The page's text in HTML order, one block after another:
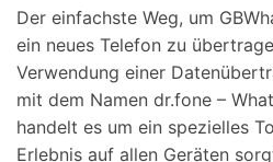
Der einfachste Weg, um
ein neues Telefon zu
Verwendung einer
mit dem Namen dr.fone –
handelt es um ein spezielles
Erlebnis auf allen Geräten